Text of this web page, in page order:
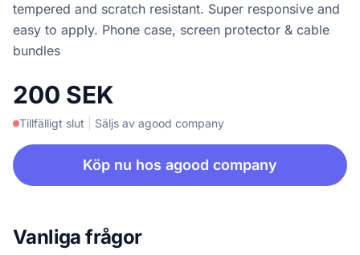
tempered and scratch resistant. Super responsive and
easy to apply. Phone case, screen protector & cable
bundles
200 SEK
Tillfälligt slut Säljs av agood company
Köp nu hos agood company
Vanliga frågor